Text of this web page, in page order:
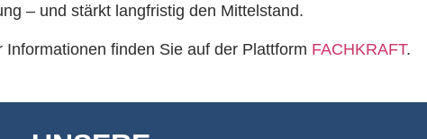
– und stärkt langfristig den Mittelstand.
Informationen finden Sie auf der Plattform FACHKRAFT.